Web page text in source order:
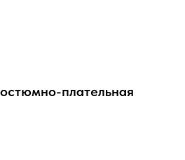
плательная